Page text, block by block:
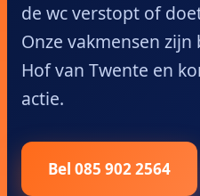
de wc verstopt of
Onze vakmensen
Hof van Twente en
actie.
Bel 085 902 2564